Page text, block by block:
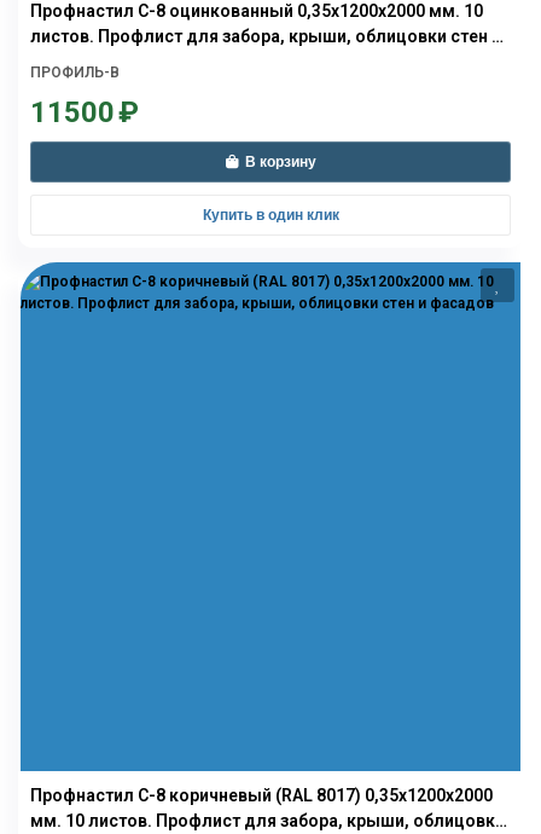
Профнастил С-8 оцинкованный 0,35х1200х2000 мм. 10
листов. Профлист для забора, крыши, облицовки стен и
фасадов
ПРОФИЛЬ-В
11500₽
В корзину
Купить в один клик
Профнастил С-8 коричневый (RAL 8017) 0,35х1200х2000
мм. 10 листов. Профлист для забора, крыши, облицовки